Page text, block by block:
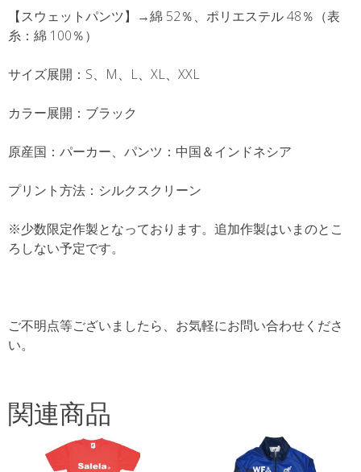
【スウェットパンツ】→綿 52％、ポリエステル 48％（表
糸：綿 100％）
サイズ展開：S、M、L、XL、XXL
カラー展開：ブラック
原産国：パーカー、パンツ：中国＆インドネシア
プリント方法：シルクスクリーン
※少数限定作製となっております。追加作製はいまのとこ
ろしない予定です。
ご不明点等ございましたら、お気軽にお問い合わせくださ
い。
関連商品